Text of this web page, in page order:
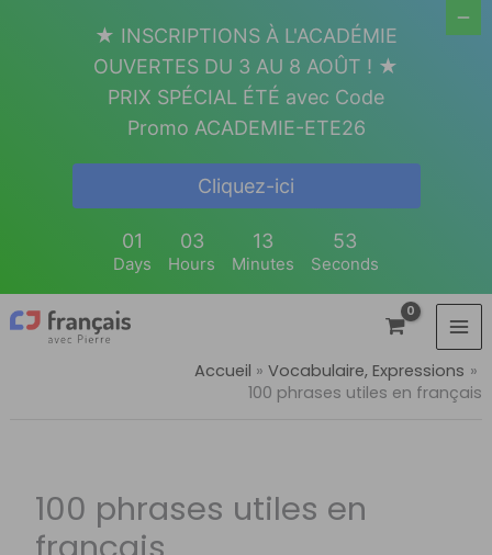
Accueil
Vocabulaire, Expressions
100 phrases utiles en français
100 phrases utiles en
★ INSCRIPTIONS À L'ACADÉMIE
OUVERTES DU 3 AU 8 AOÛT ! ★
PRIX SPÉCIAL ÉTÉ avec Code
Promo ACADEMIE-ETE26
Cliquez-ici
01
Days
03
Hours
13
Minutes
52
Seconds